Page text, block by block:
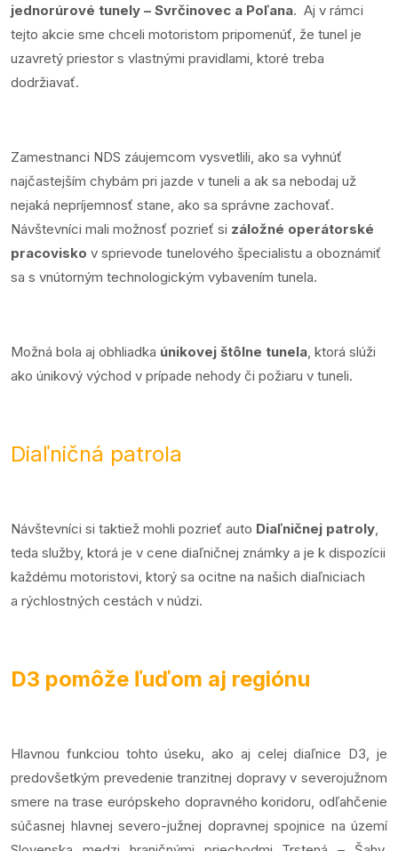
jednorúrové tunely – Svrčinovec a Poľana. Aj v rámci
tejto akcie sme chceli motoristom pripomenúť, že tunel je
uzavretý priestor s vlastnými pravidlami, ktoré treba
dodržiavať.
Zamestnanci NDS záujemcom vysvetlili, ako sa vyhnúť
najčastejším chybám pri jazde v tuneli a ak sa nebodaj už
nejaká nepríjemnosť stane, ako sa správne zachovať.
Návštevníci mali možnosť pozrieť si záložné operátorské
pracovisko v sprievode tunelového špecialistu a oboznámiť
sa s vnútorným technologickým vybavením tunela.
Možná bola aj obhliadka únikovej štôlne tunela, ktorá slúži
ako únikový východ v prípade nehody či požiaru v tuneli.
Diaľničná patrola
Návštevníci si taktiež mohli pozrieť auto Diaľničnej patroly,
teda služby, ktorá je v cene diaľničnej známky a je k dispozícii
každému motoristovi, ktorý sa ocitne na našich diaľniciach
a rýchlostných cestách v núdzi.
D3 pomôže ľuďom aj regiónu
Hlavnou funkciou tohto úseku, ako aj celej diaľnice D3, je
predovšetkým prevedenie tranzitnej dopravy v severojužnom
smere na trase európskeho dopravného koridoru, odľahčenie
súčasnej hlavnej severo-južnej dopravnej spojnice na území